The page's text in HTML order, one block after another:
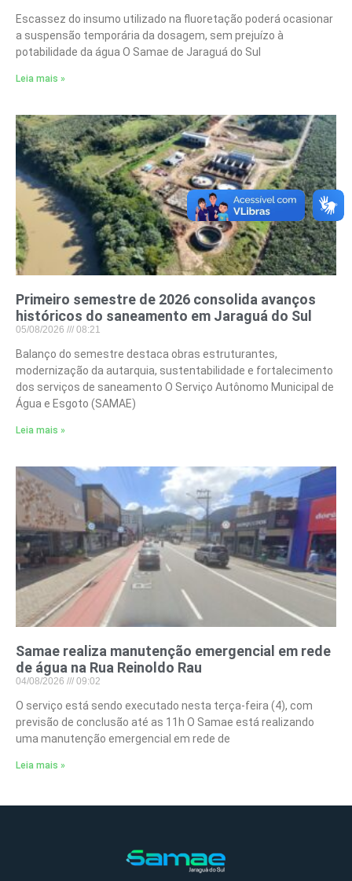
Escassez do insumo utilizado na fluoretação poderá ocasionar
a suspensão temporária da dosagem, sem prejuízo à
potabilidade da água O Samae de Jaraguá do Sul
Leia mais »
Primeiro semestre de 2026 consolida avanços
históricos do saneamento em Jaraguá do Sul
05/08/2026 08:21
Balanço do semestre destaca obras estruturantes,
modernização da autarquia, sustentabilidade e fortalecimento
dos serviços de saneamento O Serviço Autônomo Municipal de
Água e Esgoto (SAMAE)
Leia mais »
Samae realiza manutenção emergencial em rede
de água na Rua Reinoldo Rau
04/08/2026 09:02
O serviço está sendo executado nesta terça-feira (4), com
previsão de conclusão até as 11h O Samae está realizando
uma manutenção emergencial em rede de
Leia mais »